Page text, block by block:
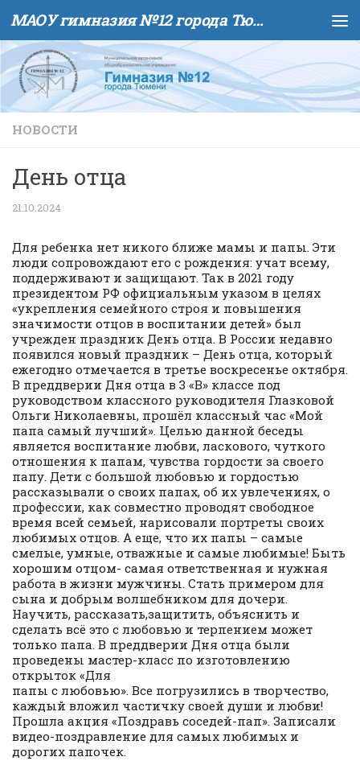
Skip to content МАОУ гимназия №12 города Тюмени
НОВОСТИ
День отца
21.10.2024
Для ребенка нет никого ближе мамы и папы. Эти
люди сопровождают его с рождения: учат всему,
поддерживают и защищают. Так в 2021 году
президентом РФ официальным указом в целях
«укрепления семейного строя и повышения
значимости отцов в воспитании детей» был
учрежден праздник День отца. В России недавно
появился новый праздник – День отца, который
ежегодно отмечается в третье воскресенье октября.
В преддверии Дня отца в 3 «В» классе под
руководством классного руководителя Глазковой
Ольги Николаевны, прошёл классный час «Мой
папа самый лучший». Целью данной беседы
является воспитание любви, ласкового, чуткого
отношения к папам, чувства гордости за своего
папу. Дети с большой любовью и гордостью
рассказывали о своих папах, об их увлечениях, о
профессии, как совместно проводят свободное
время всей семьей, нарисовали портреты своих
любимых отцов. А еще, что их папы – самые
смелые, умные, отважные и самые любимые! Быть
хорошим отцом- самая ответственная и нужная
работа в жизни мужчины. Стать примером для
сына и добрым волшебником для дочери.
Научить, рассказать,защитить, объяснить и
сделать всё это с любовью и терпением может
только папа. В преддверии Дня отца были
проведены мастер-класс по изготовлению
открыток «Для
папы с любовью». Все погрузились в творчество,
каждый вложил частичку своей души и любви!
Прошла акция «Поздравь соседей-пап». Записали
видео-поздравление для самых любимых и
дорогих папочек.